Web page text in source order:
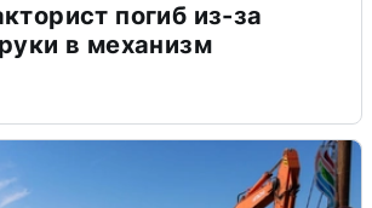
погиб из-за
в механизм